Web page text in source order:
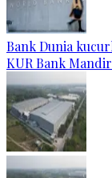
Bank Dunia
KUR Bank